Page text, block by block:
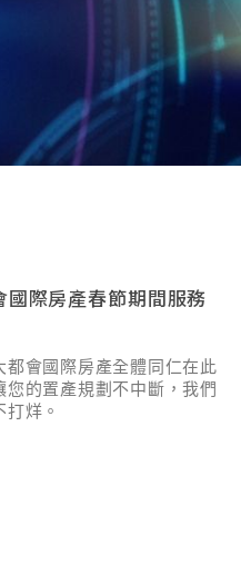
際房產春節期間服務
都會國際房產全體同仁在此
的置產規劃不中斷，我們
烊。